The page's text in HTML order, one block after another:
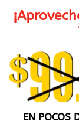
EN POCOS